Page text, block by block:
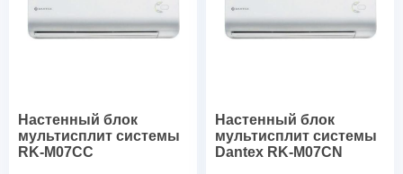
Настенный блок
мультисплит системы
RK-M07СC
Настенный блок
мультисплит системы
Dantex RK-M07CN